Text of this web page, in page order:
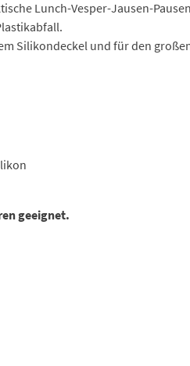
Lunch-Vesper-Jausen-
Silikondeckel und für den
geeignet.